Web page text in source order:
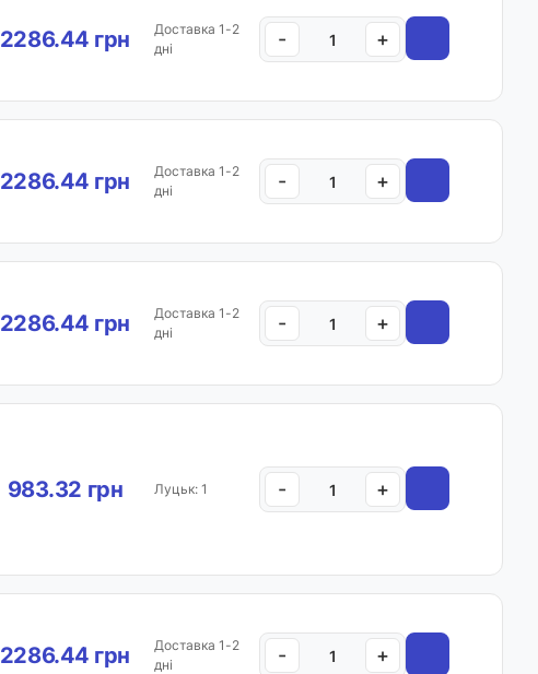
2286.44 грн
Доставка 1-2
дні
- +
2286.44 грн
Доставка 1-2
дні
- +
2286.44 грн
Доставка 1-2
дні
- +
983.32 грн Луцьк: 1 - +
2286.44 грн
Доставка 1-2
дні
- +